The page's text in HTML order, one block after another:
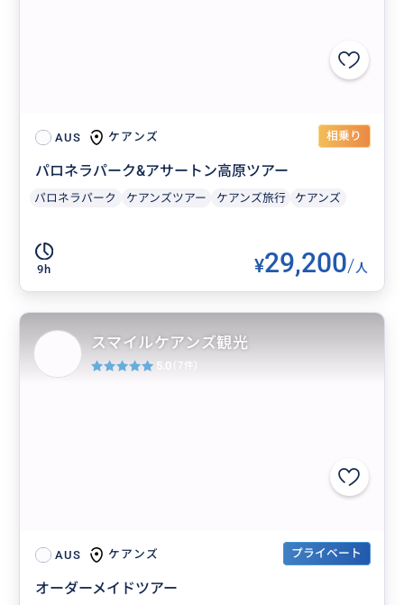
AUS ケアンズ 相乗り
パロネラパーク&アサートン高原ツアー
パロネラパーク ケアンズツアー ケアンズ旅行 ケアンズ
9h ¥29,200/人
AUS ケアンズ プライベート
オーダーメイドツアー
スマイルケアンズ観光
5.0 (7件)